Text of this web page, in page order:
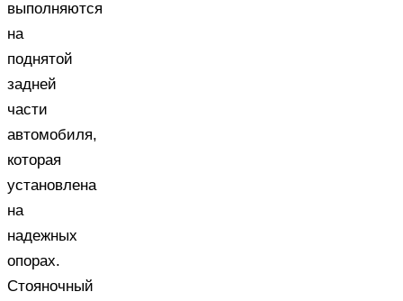
выполняются
на
поднятой
задней
части
автомобиля,
которая
установлена
на
надежных
опорах.
Стояночный